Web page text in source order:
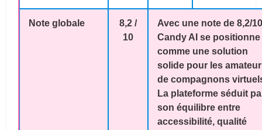
Note globale
8,2 /
10
Avec une note de8,2/
Candy AI se positionne
comme une solution
solide pour les
de compagnons
La plateforme séduit
son équilibre entre
accessibilité, qualité